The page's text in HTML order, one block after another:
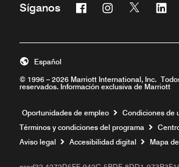
Síganos Facebook
Abre una ventana
Instagram
Abre una
Twitter
Abre una
© 1996 – 2026 Marriott International, Inc.
reservados. Información exclusiva de Marriott
Español
Oportunidades de empleo Abre una
Condiciones de
Términos y condiciones del programa
Aviso legal
Accesibilidad digital Mapa